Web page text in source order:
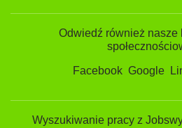
Odwiedź również nasze
Facebook Google
Wyszukiwanie pracy z